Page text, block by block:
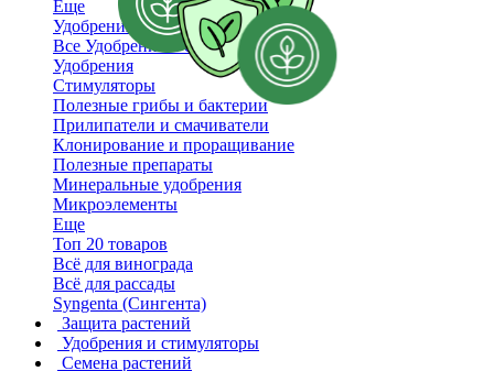
Еще
Удобрения и стимуляторы
Все Удобрения и стимуляторы
Удобрения
Стимуляторы
Полезные грибы и бактерии
Прилипатели и смачиватели
Клонирование и проращивание
Полезные препараты
Минеральные удобрения
Микроэлементы
Еще
Топ 20 товаров
Всё для винограда
Всё для рассады
Syngenta (Сингента)
Защита растений
Удобрения и стимуляторы
Семена растений